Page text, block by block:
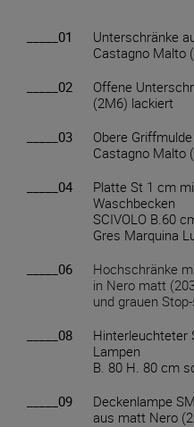
_____01
Unterschränke
Castagno Malto
_____02
Offene
(2M6) lackiert
_____03
Obere
Castagno Malto
_____04
Platte St 1 cm
Waschbecken
SCIVOLO B.60
Gres Marquina
_____06
Hochschränke
in Nero matt
und grauen
_____08
Hinterleuchteter
Lampen
B. 80 H. 80 cm
_____09
Deckenlampe
aus matt Nero